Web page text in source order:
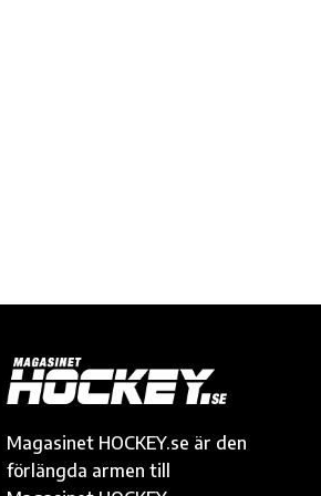
Magasinet HOCKEY.se är den
förlängda armen till